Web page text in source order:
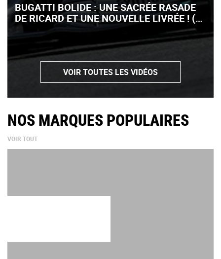
BUGATTI BOLIDE : UNE SACRÉE RASADE
DE RICARD ET UNE NOUVELLE LIVRÉE ! (+
VIDÉO)
VOIR TOUTES LES VIDÉOS
NOS MARQUES POPULAIRES
VOIR TOUT